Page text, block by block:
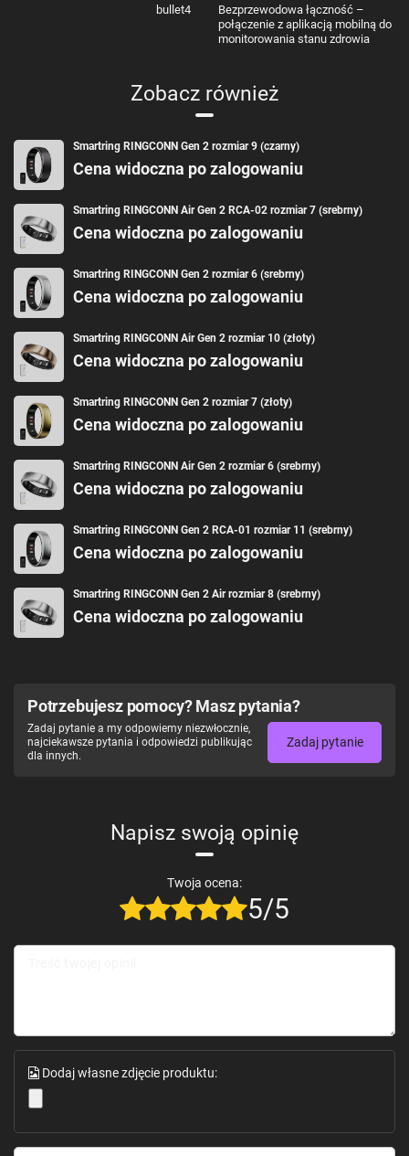
bullet4
Bezprzewodowa łączność –
połączenie z aplikacją mobilną do
monitorowania stanu zdrowia
Zobacz również
Smartring RINGCONN Gen 2 rozmiar 9 (czarny)
Cena widoczna po zalogowaniu
Smartring RINGCONN Air Gen 2 RCA-02 rozmiar 7 (srebrny)
Cena widoczna po zalogowaniu
Smartring RINGCONN Gen 2 rozmiar 6 (srebrny)
Cena widoczna po zalogowaniu
Smartring RINGCONN Air Gen 2 rozmiar 10 (złoty)
Cena widoczna po zalogowaniu
Smartring RINGCONN Gen 2 rozmiar 7 (złoty)
Cena widoczna po zalogowaniu
Smartring RINGCONN Air Gen 2 rozmiar 6 (srebrny)
Cena widoczna po zalogowaniu
Smartring RINGCONN Gen 2 RCA-01 rozmiar 11 (srebrny)
Cena widoczna po zalogowaniu
Smartring RINGCONN Gen 2 Air rozmiar 8 (srebrny)
Cena widoczna po zalogowaniu
Potrzebujesz pomocy? Masz pytania?
Zadaj pytanie a my odpowiemy niezwłocznie,
najciekawsze pytania i odpowiedzi publikując
dla innych.
Zadaj pytanie
Napisz swoją opinię
Twoja ocena:
5/5
Dodaj własne zdjęcie produktu: